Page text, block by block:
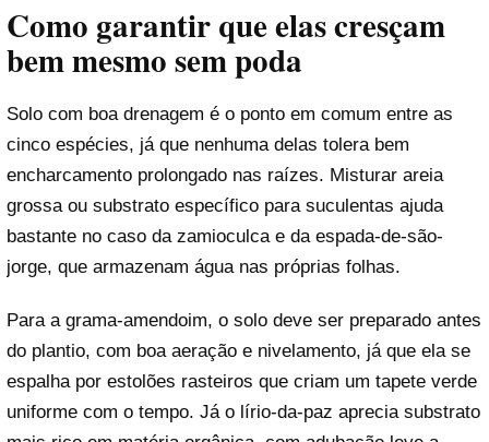
Como garantir que elas cresçam
bem mesmo sem poda
Solo com boa drenagem é o ponto em comum entre as
cinco espécies, já que nenhuma delas tolera bem
encharcamento prolongado nas raízes. Misturar areia
grossa ou substrato específico para suculentas ajuda
bastante no caso da zamioculca e da espada-de-são-
jorge, que armazenam água nas próprias folhas.
Para a grama-amendoim, o solo deve ser preparado antes
do plantio, com boa aeração e nivelamento, já que ela se
espalha por estolões rasteiros que criam um tapete verde
uniforme com o tempo. Já o lírio-da-paz aprecia substrato